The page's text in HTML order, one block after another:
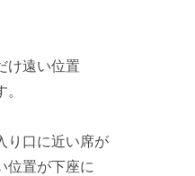
け遠い位置
り口に近い席が
位置が下座に